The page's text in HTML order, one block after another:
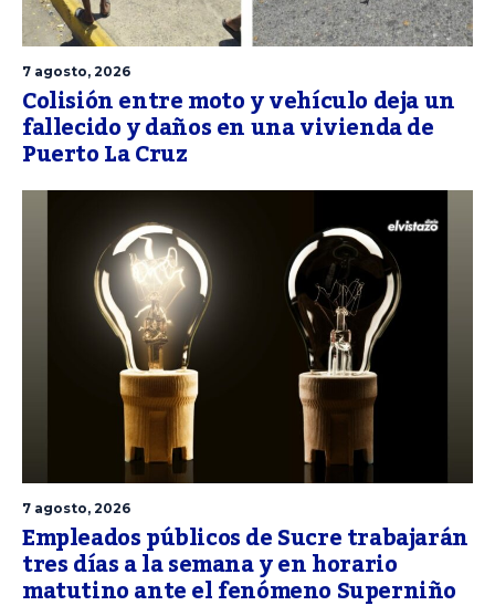
7 agosto, 2026
Colisión entre moto y vehículo deja un
fallecido y daños en una vivienda de
Puerto La Cruz
7 agosto, 2026
Empleados públicos de Sucre trabajarán
tres días a la semana y en horario
matutino ante el fenómeno Superniño